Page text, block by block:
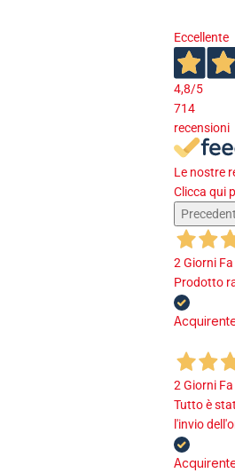
Eccellente
4,8/5
714
recensioni
Le nostre
Clicca qui
2 Giorni Fa
Prodotto
2 Giorni Fa
Tutto è
l'invio